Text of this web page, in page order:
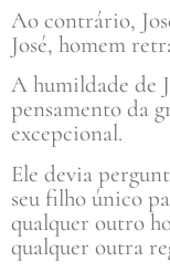
Ao contrário,
José, homem
A humildade de
pensamento da
excepcional.
Ele devia
seu filho único
qualquer outro
qualquer outra